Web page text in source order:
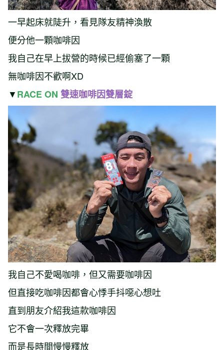
一早起床就陡升，看見隊友精神渙散
便分他一顆咖啡因
我自己在早上拔營的時候已經偷塞了一顆
無咖啡因不歡啊XD
▼RACE ON 雙速咖啡因雙層錠
我自己不愛喝咖啡，但又需要咖啡因
但直接吃咖啡因都會心悸手抖噁心想吐
直到朋友介紹我這款咖啡因
它不會一次釋放完畢
而是長時間慢慢釋放